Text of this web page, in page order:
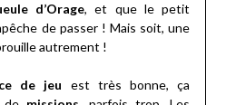
d’Orage, et que le petit
de passer ! Mais soit, une
autrement !
de jeu est très bonne, ça